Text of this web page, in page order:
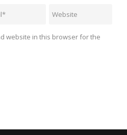
website in this browser for the